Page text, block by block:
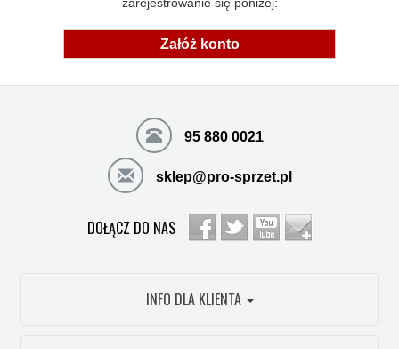
Załóż konto
95 880 0021
sklep@pro-sprzet.pl
DOŁĄCZ DO NAS
INFO DLA KLIENTA